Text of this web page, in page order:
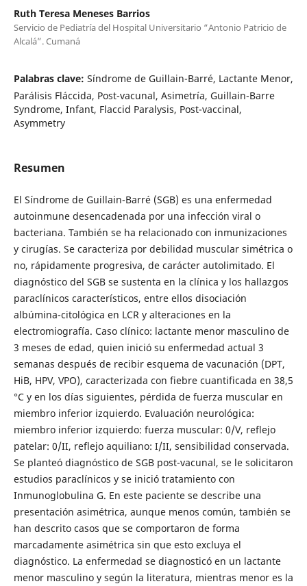
Ruth Teresa Meneses Barrios
Servicio de Pediatría del Hospital Universitario “Antonio Patricio de
Alcalá”. Cumaná
Palabras clave: Síndrome de Guillain-Barré, Lactante Menor,
Parálisis Fláccida, Post-vacunal, Asimetría, Guillain-Barre
Syndrome, Infant, Flaccid Paralysis, Post-vaccinal,
Asymmetry
Resumen
El Síndrome de Guillain-Barré (SGB) es una enfermedad
autoinmune desencadenada por una infección viral o
bacteriana. También se ha relacionado con inmunizaciones
y cirugías. Se caracteriza por debilidad muscular simétrica o
no, rápidamente progresiva, de carácter autolimitado. El
diagnóstico del SGB se sustenta en la clínica y los hallazgos
paraclínicos característicos, entre ellos disociación
albúmina-citológica en LCR y alteraciones en la
electromiografía. Caso clínico: lactante menor masculino de
3 meses de edad, quien inició su enfermedad actual 3
semanas después de recibir esquema de vacunación (DPT,
HiB, HPV, VPO), caracterizada con fiebre cuantificada en 38,5
°C y en los días siguientes, pérdida de fuerza muscular en
miembro inferior izquierdo. Evaluación neurológica:
miembro inferior izquierdo: fuerza muscular: 0/V, reflejo
patelar: 0/II, reflejo aquiliano: I/II, sensibilidad conservada.
Se planteó diagnóstico de SGB post-vacunal, se le solicitaron
estudios paraclínicos y se inició tratamiento con
Inmunoglobulina G. En este paciente se describe una
presentación asimétrica, aunque menos común, también se
han descrito casos que se comportaron de forma
marcadamente asimétrica sin que esto excluya el
diagnóstico. La enfermedad se diagnosticó en un lactante
menor masculino y según la literatura, mientras menor es la